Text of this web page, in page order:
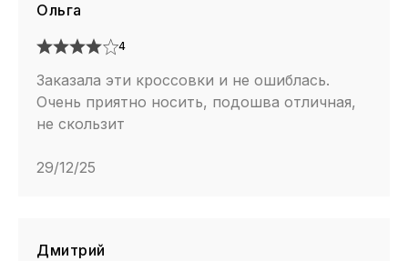
Ольга
4
Заказала эти кроссовки и не ошиблась.
Очень приятно носить, подошва отличная,
не скользит
29/12/25
Дмитрий